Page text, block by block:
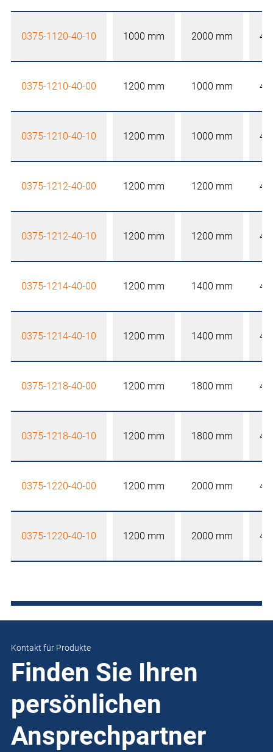
0375-1120-40-10 1000 mm 2000 mm
0375-1210-40-00 1200 mm 1000 mm
0375-1210-40-10 1200 mm 1000 mm
0375-1212-40-00 1200 mm 1200 mm
0375-1212-40-10 1200 mm 1200 mm
0375-1214-40-00 1200 mm 1400 mm
0375-1214-40-10 1200 mm 1400 mm
0375-1218-40-00 1200 mm 1800 mm
0375-1218-40-10 1200 mm 1800 mm
0375-1220-40-00 1200 mm 2000 mm
0375-1220-40-10 1200 mm 2000 mm
Kontakt für Produkte
Finden Sie Ihren
persönlichen
Ansprechpartner